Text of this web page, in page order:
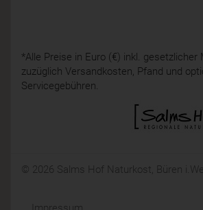
*Alle Preise in Euro (€) inkl. gesetzlicher
zuzüglich Versandkosten, Pfand und
Servicegebühren.
© 2026 Salms Hof Naturkost, Büren